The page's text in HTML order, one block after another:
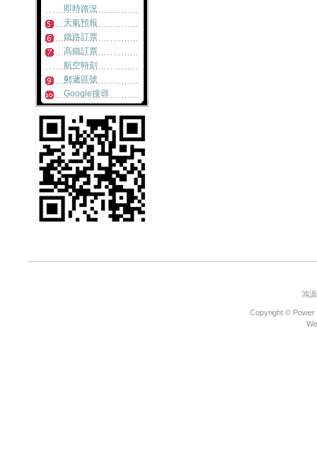
來店試乘~送您精美好
《好康大聲公》
MOTORCYCLE交車禮
送您限量收納組
Honda NEW HR-V發
表首週突破500台訂單
Honda ALL NEW HR-
V跨界浪潮勢不可擋 訂
單突破2200張!!
《好康大聲公-汽車》
炎熱退散!! 汽車試乘好
禮送您遮陽簾
《好康大聲公-汽車》
汽車滿額禮&試乘好禮
送送送
《好康大聲公-汽車》
好康再一波~滿額禮大
防疫優先~回廠消費送
即時路況
天氣預報
鐵路訂票
高鐵訂票
航空時刻
郵遞區號
Google搜尋
鴻
Copyright © Power